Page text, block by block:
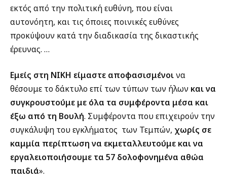
εκτός από την πολιτική ευθύνη, που είναι
αυτονόητη, και τις όποιες ποινικές ευθύνες
προκύψουν κατά την διαδικασία της δικαστικής
έρευνας. …
Εμείς στη ΝΙΚΗ είμαστε αποφασισμένοινα
θέσουμε το δάκτυλο επί των τύπων των ήλων και να
συγκρουστούμε με όλα τα συμφέροντα μέσα και
έξω από τη Βουλή. Συμφέροντα που επιχειρούν την
συγκάλυψη του εγκλήματος των Τεμπών, χωρίς σε
καμμία περίπτωση να εκμεταλλευτούμε και να
εργαλειοποιήσουμε τα 57 δολοφονημένα αθώα
παιδιά».